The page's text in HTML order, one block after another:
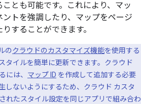
とも可能です。これにより、マッ
トを強調したり、マップをページ
することができます。
のクラウドのカスタマイズ機能を使用する
タイルを簡単に更新できます。クラウド
には、 マップ ID を作成して追加する必要
しないようにするため、クラウド カスタ
れたスタイル設定を同じアプリで組み合わ